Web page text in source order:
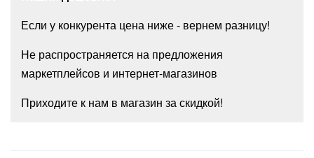
Если у конкурента цена ниже - вернем разницу!
Не распространяется на предложения
маркетплейсов и интернет-магазинов
Приходите к нам в магазин за скидкой!